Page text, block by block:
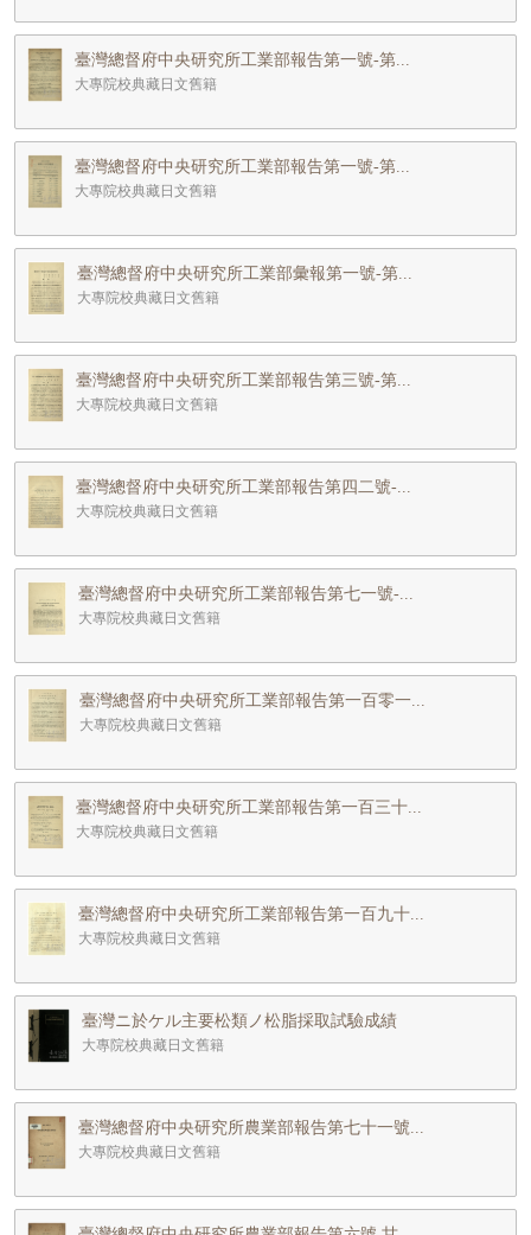
臺灣總督府中央研究所工業部報告第一號-第...
大專院校典藏日文舊籍
臺灣總督府中央研究所工業部報告第一號-第...
大專院校典藏日文舊籍
臺灣總督府中央研究所工業部彙報第一號-第...
大專院校典藏日文舊籍
臺灣總督府中央研究所工業部報告第三號-第...
大專院校典藏日文舊籍
臺灣總督府中央研究所工業部報告第四二號-...
大專院校典藏日文舊籍
臺灣總督府中央研究所工業部報告第七一號-...
大專院校典藏日文舊籍
臺灣總督府中央研究所工業部報告第一百零一...
大專院校典藏日文舊籍
臺灣總督府中央研究所工業部報告第一百三十...
大專院校典藏日文舊籍
臺灣總督府中央研究所工業部報告第一百九十...
大專院校典藏日文舊籍
臺灣ニ於ケル主要松類ノ松脂採取試驗成績
大專院校典藏日文舊籍
臺灣總督府中央研究所農業部報告第七十一號...
大專院校典藏日文舊籍